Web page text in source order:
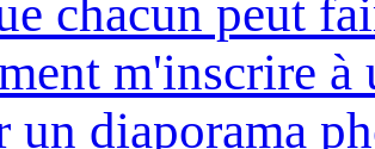
chacun peut
m'inscrire à
un diaporama